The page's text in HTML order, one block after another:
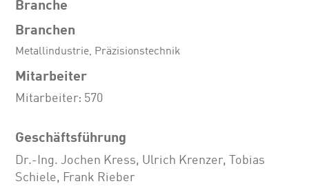
Branche
Branchen
Metallindustrie, Präzisionstechnik
Mitarbeiter
Mitarbeiter: 570
Geschäftsführung
Dr.-Ing. Jochen Kress, Ulrich Krenzer, Tobias
Schiele, Frank Rieber